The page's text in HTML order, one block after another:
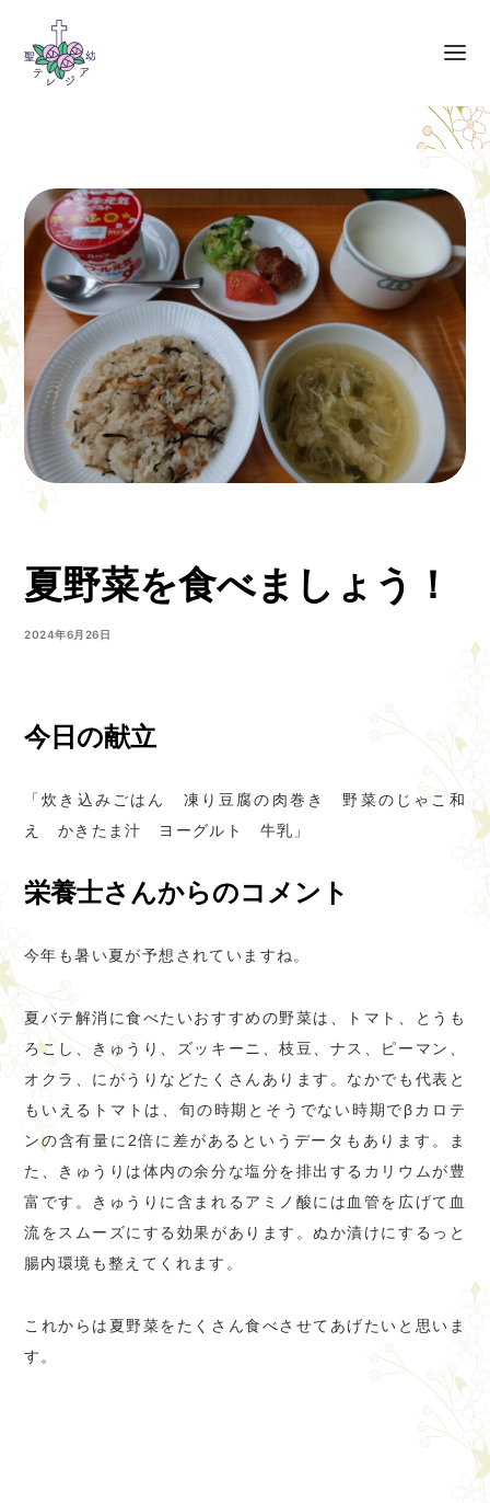
夏野菜を食べましょう！
2024年6月26日
今日の献立
「炊き込みごはん 凍り豆腐の肉巻き 野菜のじゃこ和
え かきたま汁 ヨーグルト 牛乳」
栄養士さんからのコメント
今年も暑い夏が予想されていますね。
夏バテ解消に食べたいおすすめの野菜は、トマト、とうも
ろこし、きゅうり、ズッキーニ、枝豆、ナス、ピーマン、
オクラ、にがうりなどたくさんあります。なかでも代表と
もいえるトマトは、旬の時期とそうでない時期でβカロテ
ンの含有量に2倍に差があるというデータもあります。ま
た、きゅうりは体内の余分な塩分を排出するカリウムが豊
富です。きゅうりに含まれるアミノ酸には血管を広げて血
流をスムーズにする効果があります。ぬか漬けにするっと
腸内環境も整えてくれます。
これからは夏野菜をたくさん食べさせてあげたいと思いま
す。